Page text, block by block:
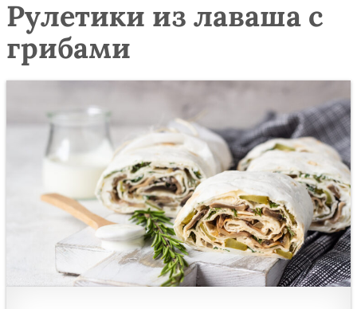
Рулетики из лаваша с
грибами